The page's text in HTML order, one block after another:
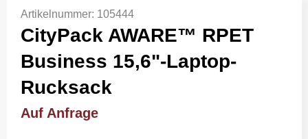
Artikelnummer: 105444
CityPack AWARE™ RPET
Business 15,6"-Laptop-
Rucksack
Auf Anfrage